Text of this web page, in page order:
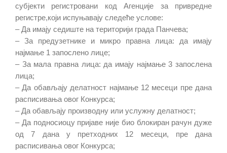
субјекти регистровани код Агенције за привредне
регистре,који испуњавају следеће услове:
– Да имају седиште на територији града Панчева;
– За предузетнике и микро правна лица: да имају
најмање 1 запослено лице;
– За мала правна лица: да имају најмање 3 запослена
лица;
– Да обављају делатност најмање 12 месеци пре дана
расписивања овог Конкурса;
– Да обављају производну или услужну делатност;
– Да подносиоцу пријаве није био блокиран рачун дуже
од 7 дана у претходних 12 месеци, пре дана
расписивања овог Конкурса;